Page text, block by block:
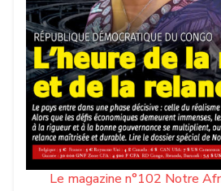
Le magazine n°102 Notre